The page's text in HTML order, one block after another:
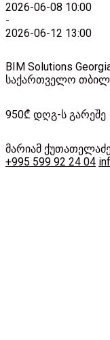
2026-06-08 10:00
-
2026-06-12 13:00
BIM Solutions
საქართველო
950₾ დღგ-ს გარეშე
მარიამ
+995 599 92 24 04